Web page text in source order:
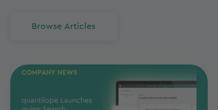
Browse Articles